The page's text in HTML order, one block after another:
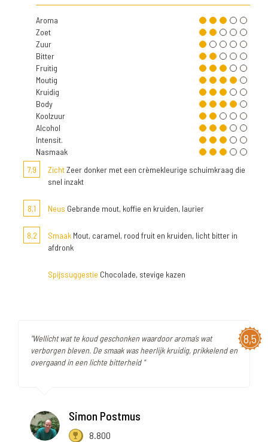
Aroma
Zoet
Zuur
Bitter
Fruitig
Moutig
Kruidig
Body
Koolzuur
Alcohol
Intensit.
Nasmaak
7,9
ZichtZeer donker met een crèmekleurige schuimkraag die
snel inzakt
8,1 Neus Gebrande mout, koffie en kruiden, laurier
8,2 Smaak Mout, caramel, rood fruit en kruiden, licht bitter in
afdronk
Spijssuggestie Chocolade, stevige kazen
8,5
"Wellicht wat te koud geschonken waardoor aroma’s wat
verborgen bleven. De smaak was heerlijk kruidig, prikkelend en
overgaand in een lichte bitterheid "
Simon Postmus
8.800